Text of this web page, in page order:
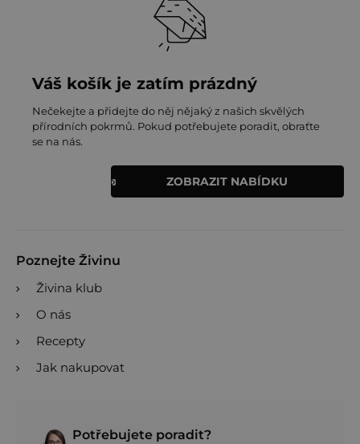
Váš košík je zatím prázdný
Nečekejte a přidejte do něj nějaký z našich skvělých
přírodních pokrmů. Pokud potřebujete poradit, obraťte
se na nás.
ZOBRAZIT NABÍDKU
Poznejte Živinu
Živina klub
O nás
Recepty
Jak nakupovat
Potřebujete poradit?